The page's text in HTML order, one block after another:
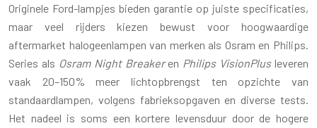
Originele Ford-lampjes bieden garantie op juiste specificaties,
maar veel rijders kiezen bewust voor hoogwaardige
aftermarket halogeenlampen van merken als Osram en Philips.
Series als Osram Night Breakeren Philips VisionPlusleveren
vaak 20–150% meer lichtopbrengst ten opzichte van
standaardlampen, volgens fabrieksopgaven en diverse tests.
Het nadeel is soms een kortere levensduur door de hogere